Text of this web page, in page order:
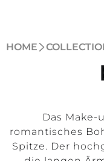
HOME
Das
romantisches
Spitze. Der